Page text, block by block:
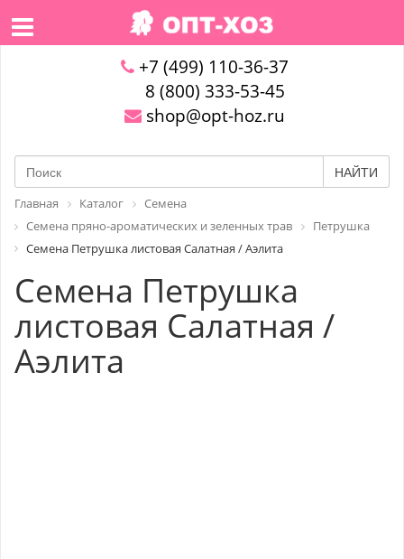
+7 (499) 110-36-37
8 (800) 333-53-45
shop@opt-hoz.ru
НАЙТИ
Главная Каталог
Семена
Семена пряно-ароматических и зеленных трав
Петрушка
Семена Петрушка листовая Салатная / Аэлита
Семена Петрушка
листовая Салатная /
Аэлита